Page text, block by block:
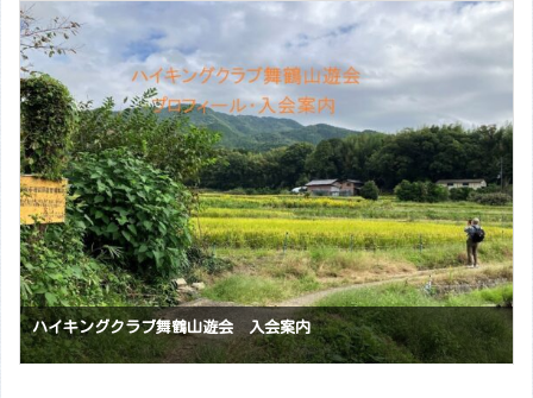
会員随時募集中です 【福知山山の会】